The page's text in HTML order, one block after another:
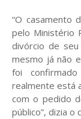
“O casamento
pelo Ministério
divórcio de
mesmo já não
foi
realmente está
com o pedido
público”, dizia o